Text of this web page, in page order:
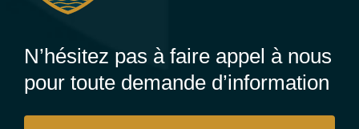
N’hésitez pas à faire appel à nous
pour toute demande d’information